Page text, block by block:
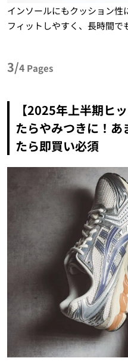
インソールにもクッション
フィットしやすく、長時間で
3/4 Pages
【2025年上半期ヒ
たらやみつきに！
たら即買い必須